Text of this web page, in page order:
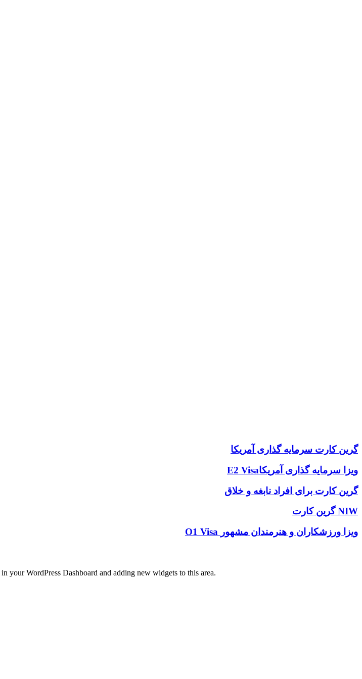
گرین کارت سرمایه‌ گذاری آمریکا
E2 Visaویزا سرمایه گذاری آمریکا
گرین کارت برای افراد نابغه و خلاق
گرین کارت NIW
O1 Visa ویزا ورزشکاران و هنرمندان مشهور
in your WordPress Dashboard and adding new widgets to this area.